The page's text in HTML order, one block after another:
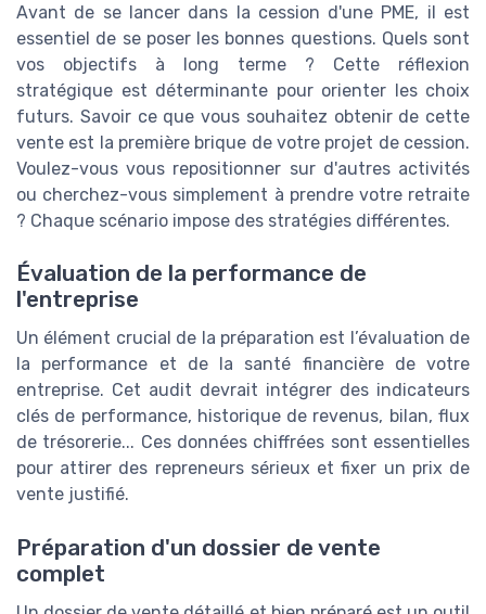
Avant de se lancer dans la cession d'une PME, il est
essentiel de se poser les bonnes questions. Quels sont
vos objectifs à long terme ? Cette réflexion
stratégique est déterminante pour orienter les choix
futurs. Savoir ce que vous souhaitez obtenir de cette
vente est la première brique de votre projet de cession.
Voulez-vous vous repositionner sur d'autres activités
ou cherchez-vous simplement à prendre votre retraite
? Chaque scénario impose des stratégies différentes.
Évaluation de la performance de
l'entreprise
Un élément crucial de la préparation est l’évaluation de
la performance et de la santé financière de votre
entreprise. Cet audit devrait intégrer des indicateurs
clés de performance, historique de revenus, bilan, flux
de trésorerie... Ces données chiffrées sont essentielles
pour attirer des repreneurs sérieux et fixer un prix de
vente justifié.
Préparation d'un dossier de vente
complet